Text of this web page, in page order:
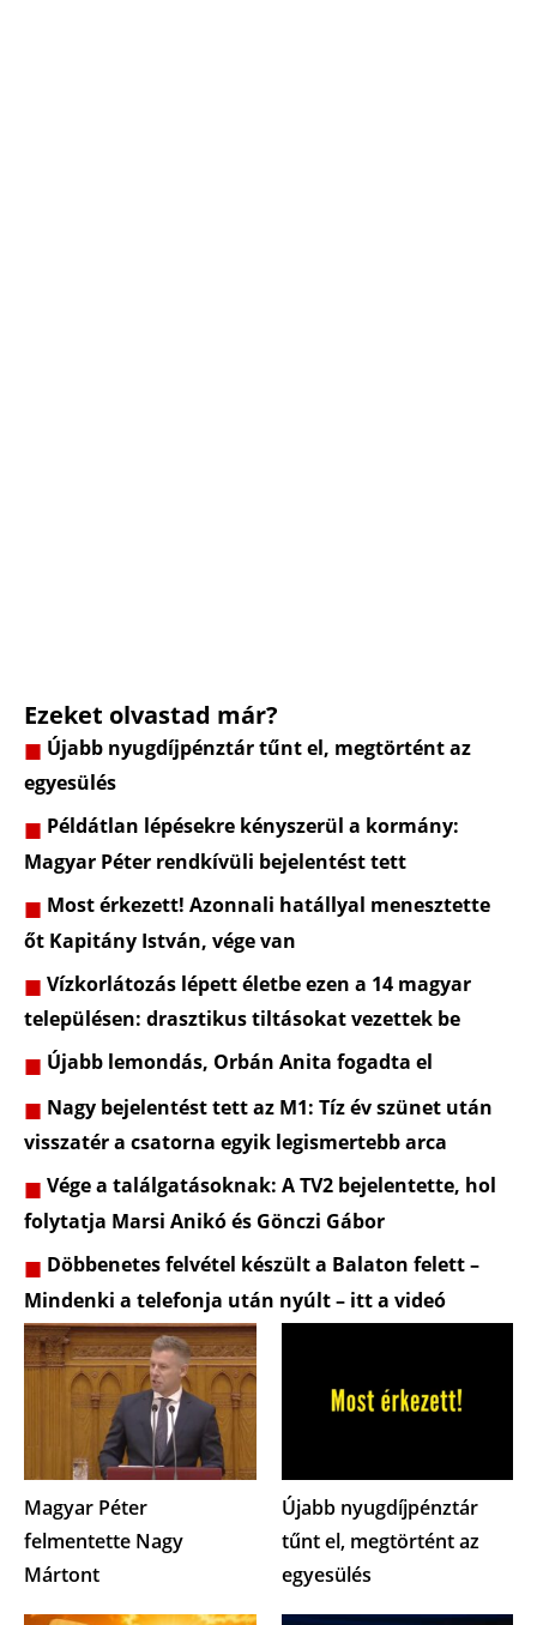
Ezeket olvastad már?
Újabb nyugdíjpénztár tűnt el, megtörtént az
egyesülés
Példátlan lépésekre kényszerül a kormány:
Magyar Péter rendkívüli bejelentést tett
Most érkezett! Azonnali hatállyal menesztette
őt Kapitány István, vége van
Vízkorlátozás lépett életbe ezen a 14 magyar
településen: drasztikus tiltásokat vezettek be
Újabb lemondás, Orbán Anita fogadta el
Nagy bejelentést tett az M1: Tíz év szünet után
visszatér a csatorna egyik legismertebb arca
Vége a találgatásoknak: A TV2 bejelentette, hol
folytatja Marsi Anikó és Gönczi Gábor
Döbbenetes felvétel készült a Balaton felett –
Mindenki a telefonja után nyúlt – itt a videó
Magyar Péter
felmentette Nagy
Mártont
Újabb nyugdíjpénztár
tűnt el, megtörtént az
egyesülés